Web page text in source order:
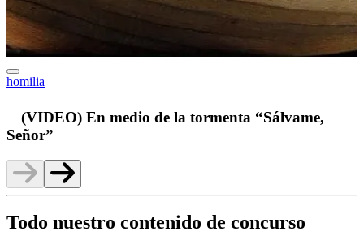
homilia
(VIDEO) En medio de la tormenta “Sálvame,
Señor”
Todo nuestro contenido de concurso